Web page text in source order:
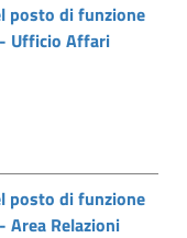
posto di funzione
Ufficio Affari
posto di funzione
Area Relazioni